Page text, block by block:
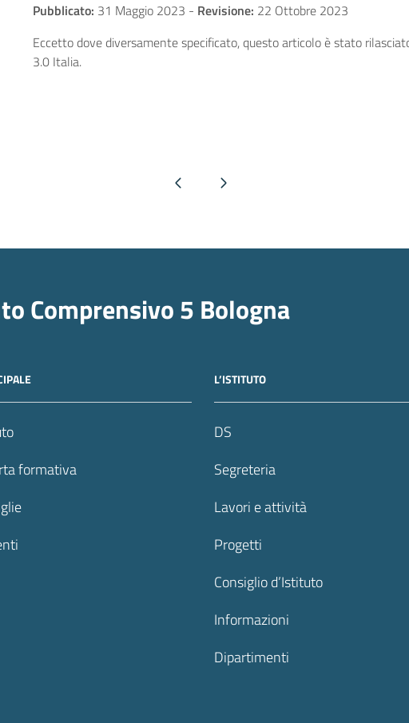
Pubblicato: 31 Maggio 2023 - Revisione: 22 Ottobre 2023
Eccetto dove diversamente specificato, questo articolo è stato
3.0 Italia.
Pagina precedentePagina successiva
Comprensivo 5 Bologna
formativa
L’ISTITUTO
DS
Segreteria
Lavori e attività
Progetti
Consiglio d’Istituto
Informazioni
Dipartimenti